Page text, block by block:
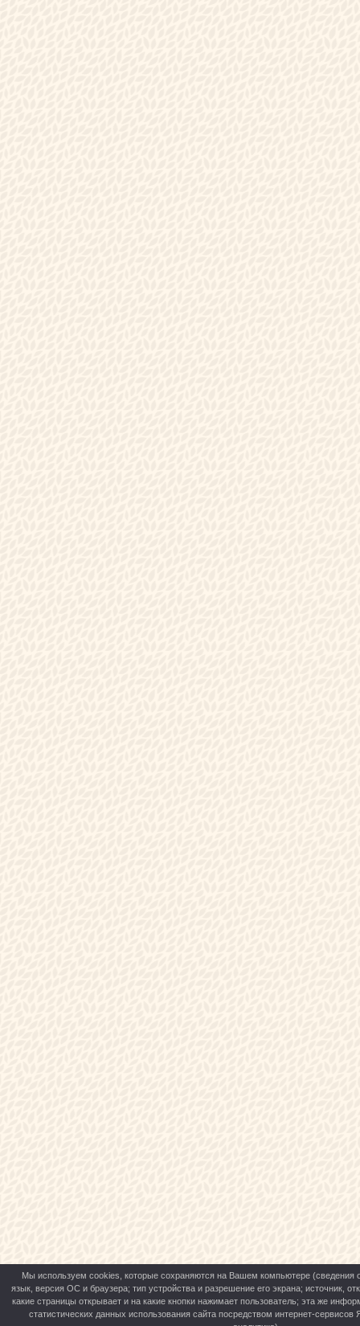
Мы используем cookies, которые сохраняются на Вашем компьютере (сведения
язык, версия ОС и браузера; тип устройства и разрешение его экрана; источник,
какие страницы открывает и на какие кнопки нажимает пользователь; эта же
статистических данных использования сайта посредством интернет-